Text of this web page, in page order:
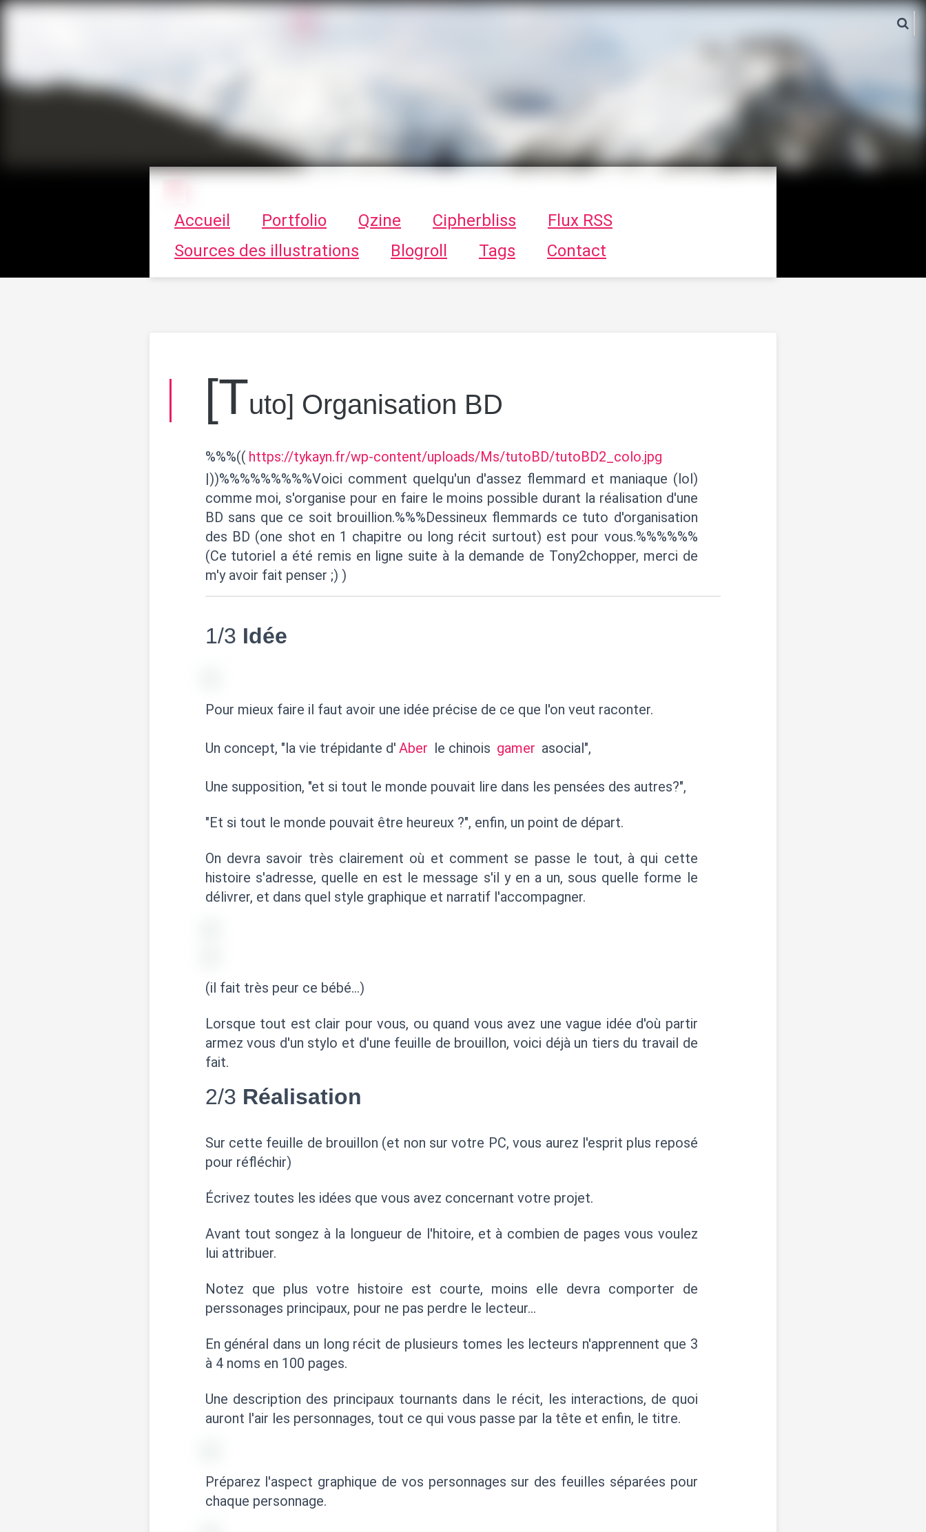
Tykayn Blog
Le vortex à chats - Illustrations, trucs en tout genre par Tykayn
Accueil Portfolio Qzine Cipherbliss
Flux RSS
Sources des illustrations
Blogroll Tags Contact
[tuto] Organisation BD
%%%(( https://tykayn.fr/wp-content/uploads/Ms/tutoBD/tutoBD2_colo.jpg
|))%%%%%%%%%Voici comment quelqu'un d'assez flemmard et maniaque (lol)
comme moi, s'organise pour en faire le moins possible durant la réalisation d'une
BD sans que ce soit brouillion.%%%Dessineux flemmards ce tuto d'organisation
des BD (one shot en 1 chapitre ou long récit surtout) est pour vous.%%%%%%
(Ce tutoriel a été remis en ligne suite à la demande de Tony2chopper, merci de
m'y avoir fait penser ;) )
1/3 Idée
Pour mieux faire il faut avoir une idée précise de ce que l'on veut raconter.
Un concept, "la vie trépidante d' Aber le chinois gamer asocial",
Une supposition, "et si tout le monde pouvait lire dans les pensées des autres?",
"Et si tout le monde pouvait être heureux ?", enfin, un point de départ.
On devra savoir très clairement où et comment se passe le tout, à qui cette
histoire s'adresse, quelle en est le message s'il y en a un, sous quelle forme le
délivrer, et dans quel style graphique et narratif l'accompagner.
(il fait très peur ce bébé…)
Lorsque tout est clair pour vous, ou quand vous avez une vague idée d'où partir
armez vous d'un stylo et d'une feuille de brouillon, voici déjà un tiers du travail de
fait.
2/3 Réalisation
Sur cette feuille de brouillon (et non sur votre PC, vous aurez l'esprit plus reposé
pour réfléchir)
Écrivez toutes les idées que vous avez concernant votre projet.
Avant tout songez à la longueur de l'hitoire, et à combien de pages vous voulez
lui attribuer.
Notez que plus votre histoire est courte, moins elle devra comporter de
perssonages principaux, pour ne pas perdre le lecteur…
En général dans un long récit de plusieurs tomes les lecteurs n'apprennent que 3
à 4 noms en 100 pages.
Une description des principaux tournants dans le récit, les interactions, de quoi
auront l'air les personnages, tout ce qui vous passe par la tête et enfin, le titre.
Préparez l'aspect graphique de vos personnages sur des feuilles séparées pour
chaque personnage.